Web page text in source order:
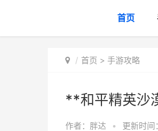
首页
首页 > 手游攻略
**和平精英沙
作者： 胖达 • 更新时